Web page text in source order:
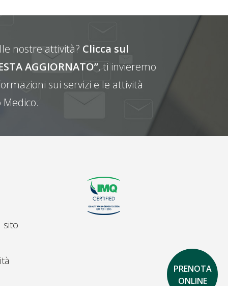
nostre attività? Clicca sul
AGGIORNATO”, ti invieremo
sui servizi e le attività
sito
PRENOTA
ONLINE